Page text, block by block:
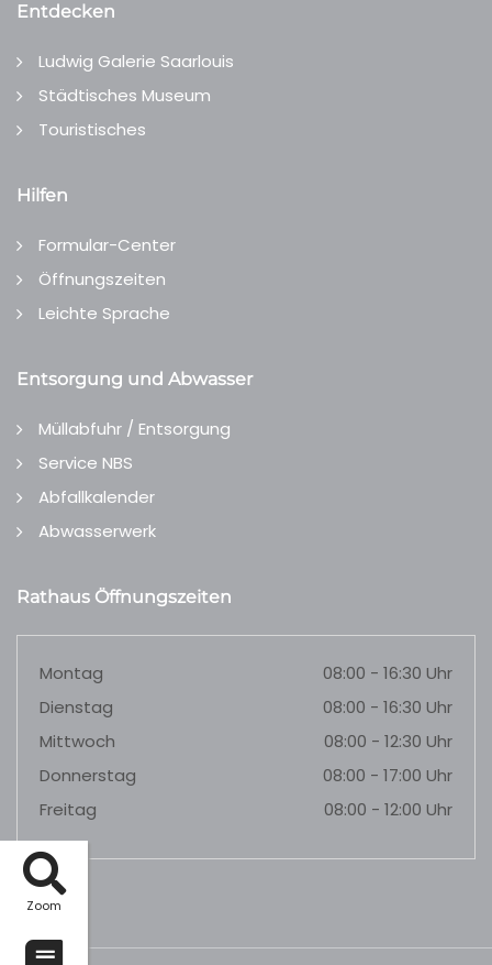
Zoom
Entdecken
Ludwig Galerie Saarlouis
Städtisches Museum
Touristisches
Hilfen
Formular-Center
Öffnungszeiten
Leichte Sprache
Entsorgung und Abwasser
Müllabfuhr / Entsorgung
Service NBS
Abfallkalender
Abwasserwerk
Rathaus Öffnungszeiten
Montag
08:00 - 16:30 Uhr
Dienstag
08:00 - 16:30 Uhr
Mittwoch
08:00 - 12:30 Uhr
Donnerstag
08:00 - 17:00 Uhr
Freitag
08:00 - 12:00 Uhr